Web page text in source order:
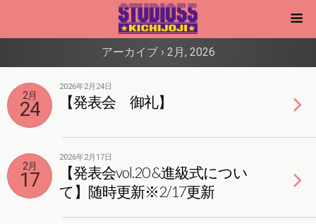
アーカイブ › 2月, 2026
2月
24
2026年2月24日
【発表会 御礼】
2月
17
2026年2月17日
【発表会vol.20 &進級式につい
て】随時更新※2/17更新